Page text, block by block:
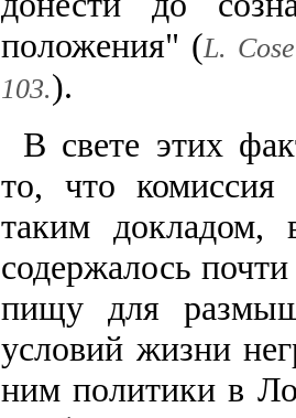
положения" (L.
103.).
В свете этих
то, что комиссия
таким докладом,
содержалось
пищу для
условий жизни
ним политики в